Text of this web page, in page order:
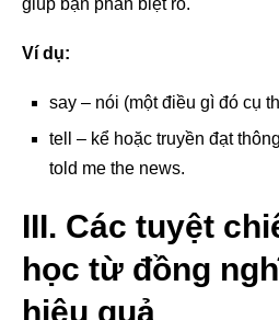
giúp bạn phân biệt rõ.
Ví dụ:
say – nói (một điều gì đó cụ
tell – kể hoặc truyền đạt
told me the news.
III. Các tuyệt
học từ đồng
hiệu quả